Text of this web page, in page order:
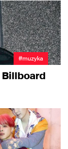
#muzyka
Billboard